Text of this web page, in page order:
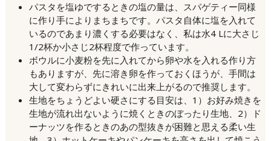
パスタを塩ゆでするときの塩の量は、スパゲティー同様
に作り手によりまちまちです。パスタ自体に塩を入れて
いるのであまり濃くする必要はなく、私は水4 Lに大さじ
1/2杯か小さじ2杯程度で作っています。
ボウルに小麦粉を先に入れてから卵や水を入れる作り方
もありますが、先に溶き卵を作っておくほうが、手間は
大して変わらずにきれいに出来上がるので推奨します。
生地をちょうどよい硬さにする目安は、1）お好み焼きを
生地が流れ出ないように焼くときのぼったり生地、2）ド
ーナッツを作るときのあの型抜きが困難と思える柔い生